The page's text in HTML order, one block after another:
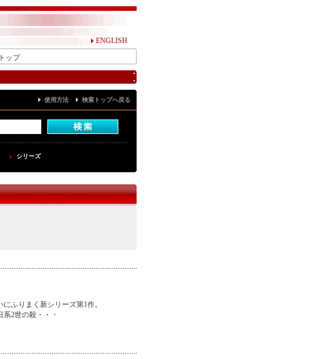
ENGLISH
トップ
使用方法 検索トップへ戻る
シリーズ
ふりまく新シリーズ第1作。
2世の殺・・・